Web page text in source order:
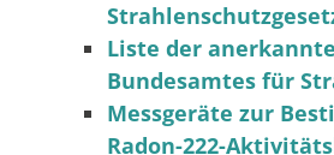
Liste der
Bundesamtes für
Messgeräte zur
Radon-222-